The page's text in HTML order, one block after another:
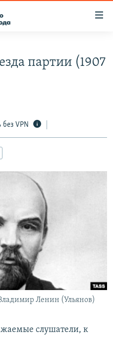
партии (1907
без VPN
Ленин (Ульянов)
слушатели, к